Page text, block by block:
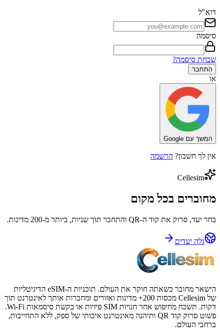
דוא"ל
סיסמה
שכחת סיסמה?
התחבר
או
המשך עם Google
אין לך חשבון? הרשמה
Cellesim
מחוברים בכל מקום
בחר יעד, סרוק את קוד ה-QR והתחבר תוך שניות, ביותר מ-200 מדינות.
גלה יעדים
הישאר מחובר כשאתה חוקר את העולם. תוכניות ה-eSIM הדיגיטליות
של Cellesim מכסות 200+ מדינות ואזורים ומחברות אותך לאינטרנט תוך
דקות. תשכח מחיפוש אחר חנויות SIM פיזיות או בקשת סיסמאות Wi-Fi.
פשוט סרוק קוד QR ותיהנה מאינטרנט איכותי של ספק, ללא התחייבות,
ברחבי העולם.